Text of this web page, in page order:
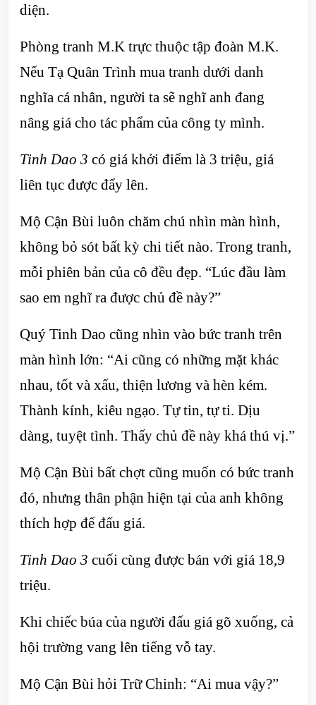
diện.
Phòng tranh M.K trực thuộc tập đoàn M.K.
Nếu Tạ Quân Trình mua tranh dưới danh
nghĩa cá nhân, người ta sẽ nghĩ anh đang
nâng giá cho tác phẩm của công ty mình.
Tinh Dao 3 có giá khởi điểm là 3 triệu, giá
liên tục được đẩy lên.
Mộ Cận Bùi luôn chăm chú nhìn màn hình,
không bỏ sót bất kỳ chi tiết nào. Trong tranh,
mỗi phiên bản của cô đều đẹp. “Lúc đầu làm
sao em nghĩ ra được chủ đề này?”
Quý Tinh Dao cũng nhìn vào bức tranh trên
màn hình lớn: “Ai cũng có những mặt khác
nhau, tốt và xấu, thiện lương và hèn kém.
Thành kính, kiêu ngạo. Tự tin, tự ti. Dịu
dàng, tuyệt tình. Thấy chủ đề này khá thú vị.”
Mộ Cận Bùi bất chợt cũng muốn có bức tranh
đó, nhưng thân phận hiện tại của anh không
thích hợp để đấu giá.
Tinh Dao 3 cuối cùng được bán với giá 18,9
triệu.
Khi chiếc búa của người đấu giá gõ xuống, cả
hội trường vang lên tiếng vỗ tay.
Mộ Cận Bùi hỏi Trữ Chinh: “Ai mua vậy?”